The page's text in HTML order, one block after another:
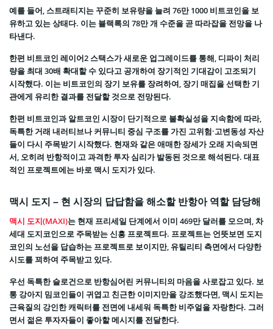
예를 들어, 스트래티지는 꾸준히 보유량을 늘려 76만 1000 비트코인을 보
유하고 있는 상태다. 이는 블랙록의 78만 개 수준을 곧 따라잡을 전망을 나
타낸다.
한편 비트코인 레이어2 스택스가 새로운 업그레이드를 통해, 디파이 처리
량을 최대 30배 확대할 수 있다고 공개하여 장기적인 기대감이 고조되기
시작했다. 이는 비트코인의 장기 보유를 장려하여, 장기 매집을 선택한 기
관에게 유리한 결과를 전달할 것으로 전망된다.
한편 비트코인과 알트코인 시장이 단기적으로 불확실성을 지속함에 따라,
독특한 거래 내러티브나 커뮤니티 중심 구조를 가진 고위험·고변동성 자산
들이 다시 주목받기 시작했다. 현재와 같은 애매한 장세가 오래 지속되면
서, 오히려 반항적이고 과격한 투자 심리가 발동된 것으로 해석된다. 대표
적인 프로젝트에는 바로 맥시 도지가 있다.
맥시 도지 – 현 시장의 답답함을 해소할 반항아 역할 담당해
맥시 도지(MAXI)는 현재 프리세일 단계에서 이미 469만 달러를 모으며, 차
세대 도지코인으로 주목받는 신흥 프로젝트다. 프로젝트는 언뜻보면 도지
코인의 노선을 답습하는 프로젝트로 보이지만, 유틸리티 측면에서 다양한
시도를 꾀하여 주목받고 있다.
우선 독특한 슬로건으로 반항심어린 커뮤니티의 마음을 사로잡고 있다. 보
통 강아지 밈코인들이 귀엽고 친근한 이미지만을 강조했다면, 맥시 도지는
근육질의 강인한 캐릭터를 전면에 내세워 독특한 비주얼을 자랑한다. 그러
면서 젊은 투자자들이 좋아할 메시지를 전달한다.